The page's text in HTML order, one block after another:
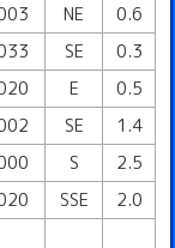
NE
0.6
SE
0.3
E
0.5
SE
1.4
S
2.5
SSE
2.0